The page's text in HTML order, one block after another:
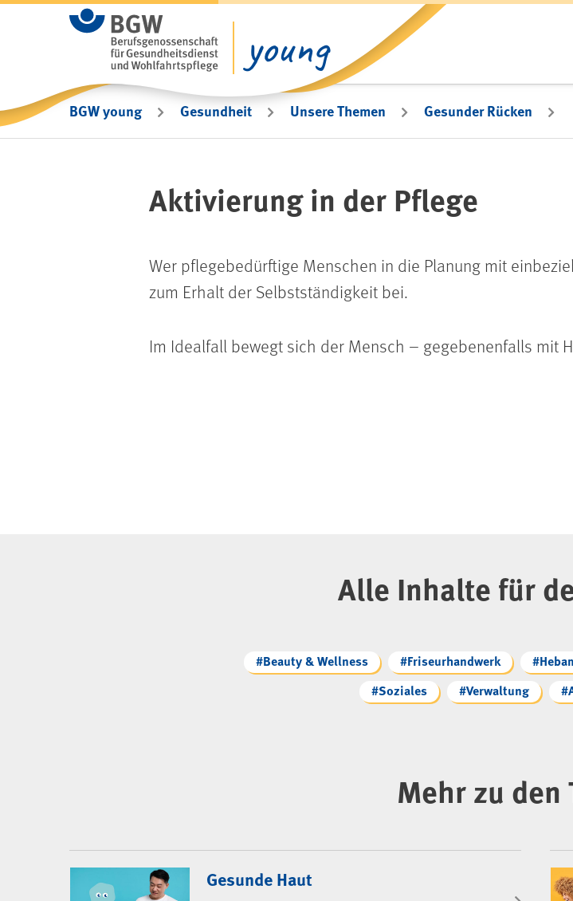
Zum Hauptinhalt springen
BGW young Gesundheit Unsere Themen Gesunder Rücken
Aktivierung in der Pflege
Wer pflegebedürftige Menschen in die Planung mit
zum Erhalt der Selbstständigkeit bei.
Im Idealfall bewegt sich der Mensch – gegebenenfalls mit
Alle Inhalte für
#Beauty & Wellness #Friseurhandwerk
#Soziales
#Verwaltung
Mehr zu den
Gesunde Haut